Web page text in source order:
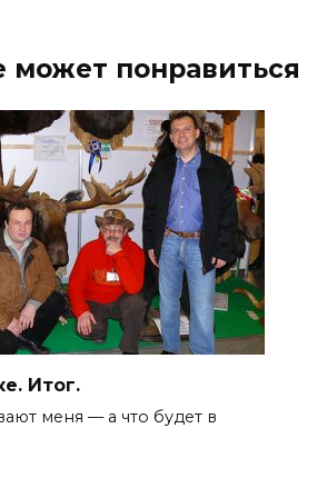
может понравиться
Итог.
меня — а что будет в